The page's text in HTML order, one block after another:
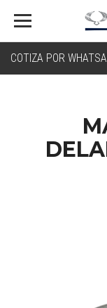
COTIZA POR